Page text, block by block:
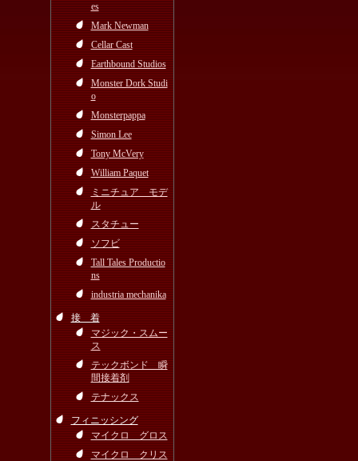
es
Mark Newman
Cellar Cast
Earthbound Studios
Monster Dork Studi
o
Monsterpappa
Simon Lee
Tony McVery
William Paquet
ミニチュア モデ
ル
スタチュー
ソフビ
Tall Tales Productio
ns
industria mechanika
接 着
マジック・スムー
ス
テックボンド 瞬
間接着剤
テナックス
フィニッシング
マイクロ グロス
マイクロ クリス